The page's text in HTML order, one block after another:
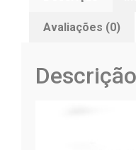
Avaliações (0)
Descrição